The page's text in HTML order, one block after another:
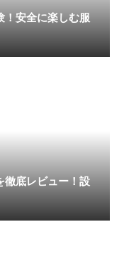
！安全に楽しむ服
徹底レビュー！設